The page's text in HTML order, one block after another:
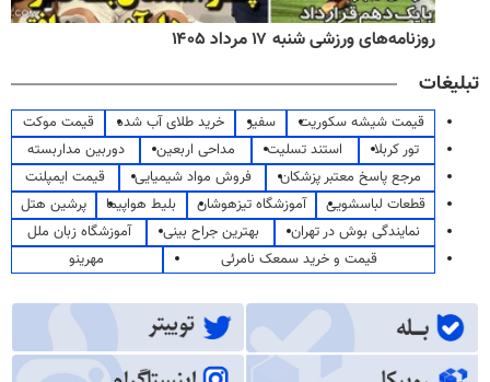
روزنامه‌های ورزشی شنبه ۱۷ مرداد ۱۴۰۵
تبلیغات
قیمت شیشه سکوریت سفیر خرید طلای آب شده
قیمت موکت
تور کربلا
استند تسلیت مداحی اربعین
دوربین مداربسته
مرجع پاسخ معتبر پزشکان
فروش مواد شیمیایی
قیمت ایمپلنت
قطعات لباسشویی
آموزشگاه تیزهوشان بلیط هواپیما
پرشین هتل
نمایندگی بوش در تهران
بهترین جراح بینی
آموزشگاه زبان ملل
قیمت و خرید سمعک نامرئی
مهرینو